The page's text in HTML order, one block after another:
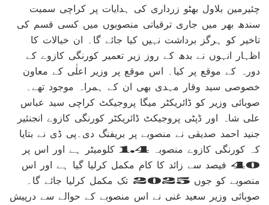
چئیرمین بلاول بھٹو زرداری کی ہدایات پر کراچی سمیت
سندھ بھر میں جاری ترقیاتی منصوبوں میں کسی قسم کی
تاخیر کو ہرگز برداشت نہیں کیا جائے گا۔ ان خیالات کا
اظہار انہوں نے بدھ کے روز زیر تعمیر کورنگی کازوے کے
دورہ کے موقع پر کیا۔ اس موقع پر وزیر اعلٰی کے معاون
خصوصی سید وقار مہدی بھی ان کے ہمراہ موجود تھے۔
صوبائی وزیر کو ڈائریکٹر میگا پروجیکٹ کراچی سید عباس
علی شاہ اور ڈپٹی پروجیکٹ ڈائریکٹر کورنگی کازوے انجنئیر
جنید احمد صدیقی نے منصوبے پر بریفنگ دی۔پی ڈی نے بتایا
کہ کورنگی کازوے منصوبہ 1.4 کلومیٹر ہے اور اس پر
40 فیصد سے زائد کا کام مکمل کرلیا گیا ہے اور اس
منصوبے کو جوں 2025 تک مکمل کرلیا جائے گا۔
صوبائی وزیر سعید غنی نے اس منصوبے کے حوالے سے درپیش